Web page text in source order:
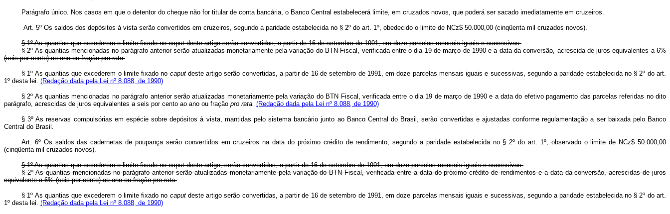
Parágrafo único. Nos casos em que o detentor do cheque não for titular de conta bancária, o Banco Central estabelecerá limite, em cruzados novos, que poderá ser sacado imediatamente em cruzeiros.
Art. 5º Os saldos dos depósitos à vista serão convertidos em cruzeiros, segundo a paridade estabelecida no § 2º do art. 1º, obedecido o limite de NCz$ 50.000,00 (cinqüenta mil cruzados novos).
§ 1º As quantias que excederem o limite fixado no caput deste artigo serão convertidas, a partir de 16 de setembro de 1991, em doze parcelas mensais iguais e sucessivas.
§ 2º As quantias mencionadas no parágrafo anterior serão atualizadas monetariamente pela variação do BTN Fiscal, verificada entre o dia 19 de março de 1990 e a data da conversão, acrescida de juros equivalentes a 6%
(seis por cento) ao ano ou fração pro rata.
§ 1º As quantias que excederem o limite fixado no caput deste artigo serão convertidas, a partir de 16 de setembro de 1991, em doze parcelas mensais iguais e sucessivas, segundo a paridade estabelecida no § 2º do art.
1º desta lei. (Redação dada pela Lei nº 8.088, de 1990)
§ 2º As quantias mencionadas no parágrafo anterior serão atualizadas monetariamente pela variação do BTN Fiscal, verificada entre o dia 19 de março de 1990 e a data do efetivo pagamento das parcelas referidas no dito
parágrafo, acrescidas de juros equivalentes a seis por cento ao ano ou fração pro rata. (Redação dada pela Lei nº 8.088, de 1990)
§ 3º As reservas compulsórias em espécie sobre depósitos à vista, mantidas pelo sistema bancário junto ao Banco Central do Brasil, serão convertidas e ajustadas conforme regulamentação a ser baixada pelo Banco
Central do Brasil.
Art. 6º Os saldos das cadernetas de poupança serão convertidos em cruzeiros na data do próximo crédito de rendimento, segundo a paridade estabelecida no § 2º do art. 1º, observado o limite de NCz$ 50.000,00
(cinqüenta mil cruzados novos).
§ 1º As quantias que excederem o limite fixado no caput deste artigo, serão convertidas, a partir de 16 de setembro de 1991, em doze parcelas mensais iguais e sucessivas.
§ 2º As quantias mencionadas no parágrafo anterior serão atualizadas monetariamente pela variação do BTN Fiscal, verificada entre a data do próximo crédito de rendimentos e a data da conversão, acrescidas de juros
equivalente a 6% (seis por cento) ao ano ou fração pro rata.
§ 1º As quantias que excederem o limite fixado no caputdeste artigo serão convertidas, a partir de 16 de setembro de 1991, em doze parcelas mensais iguais e sucessivas, segundo a paridade estabelecida no § 2º do art.
1º desta lei. (Redação dada pela Lei nº 8.088, de 1990)